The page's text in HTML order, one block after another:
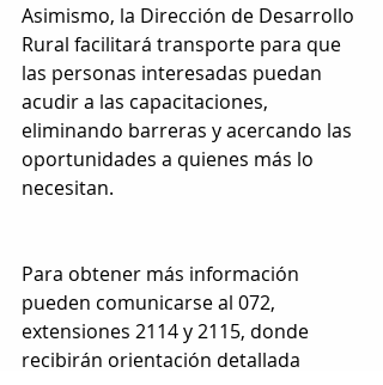
Asimismo, la Dirección de Desarrollo
Rural facilitará transporte para que
las personas interesadas puedan
acudir a las capacitaciones,
eliminando barreras y acercando las
oportunidades a quienes más lo
necesitan.
Para obtener más información
pueden comunicarse al 072,
extensiones 2114 y 2115, donde
recibirán orientación detallada